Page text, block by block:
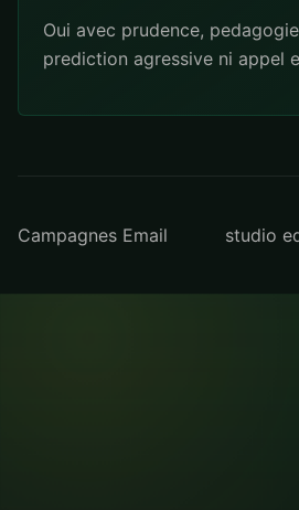
Oui avec prudence,
prediction agressive ni appel
Campagnes Email studio